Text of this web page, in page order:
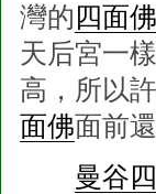
灣的四面佛
天后宮一樣
高，所以
面佛面前
曼谷